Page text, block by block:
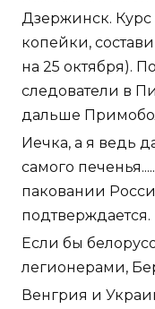
Дзержинск. Курс
копейки,
на 25 октября).
следователи в
дальше
Иечка, а я ведь
самого
паковании
подтверждается.
Если бы
легионерами,
Венгрия и